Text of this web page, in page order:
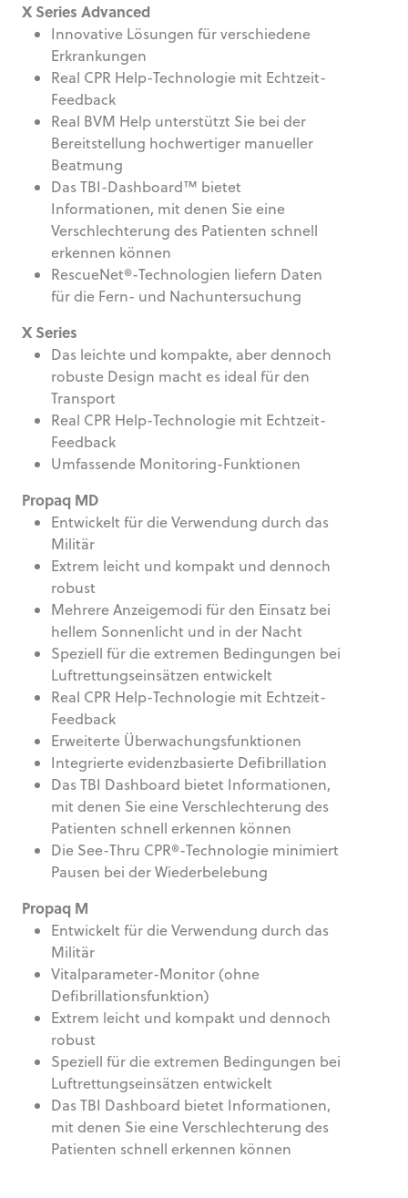
X Series Advanced
Innovative Lösungen für verschiedene
Erkrankungen
Real CPR Help-Technologie mit Echtzeit-
Feedback
Real BVM Help unterstützt Sie bei der
Bereitstellung hochwertiger manueller
Beatmung
Das TBI-Dashboard™ bietet
Informationen, mit denen Sie eine
Verschlechterung des Patienten schnell
erkennen können
RescueNet®-Technologien liefern Daten
für die Fern- und Nachuntersuchung
X Series
Das leichte und kompakte, aber dennoch
robuste Design macht es ideal für den
Transport
Real CPR Help-Technologie mit Echtzeit-
Feedback
Umfassende Monitoring-Funktionen
Propaq MD
Entwickelt für die Verwendung durch das
Militär
Extrem leicht und kompakt und dennoch
robust
Mehrere Anzeigemodi für den Einsatz bei
hellem Sonnenlicht und in der Nacht
Speziell für die extremen Bedingungen bei
Luftrettungseinsätzen entwickelt
Real CPR Help-Technologie mit Echtzeit-
Feedback
Erweiterte Überwachungsfunktionen
Integrierte evidenzbasierte Defibrillation
Das TBI Dashboard bietet Informationen,
mit denen Sie eine Verschlechterung des
Patienten schnell erkennen können
Die See-Thru CPR®-Technologie minimiert
Pausen bei der Wiederbelebung
Propaq M
Entwickelt für die Verwendung durch das
Militär
Vitalparameter-Monitor (ohne
Defibrillationsfunktion)
Extrem leicht und kompakt und dennoch
robust
Speziell für die extremen Bedingungen bei
Luftrettungseinsätzen entwickelt
Das TBI Dashboard bietet Informationen,
mit denen Sie eine Verschlechterung des
Patienten schnell erkennen können